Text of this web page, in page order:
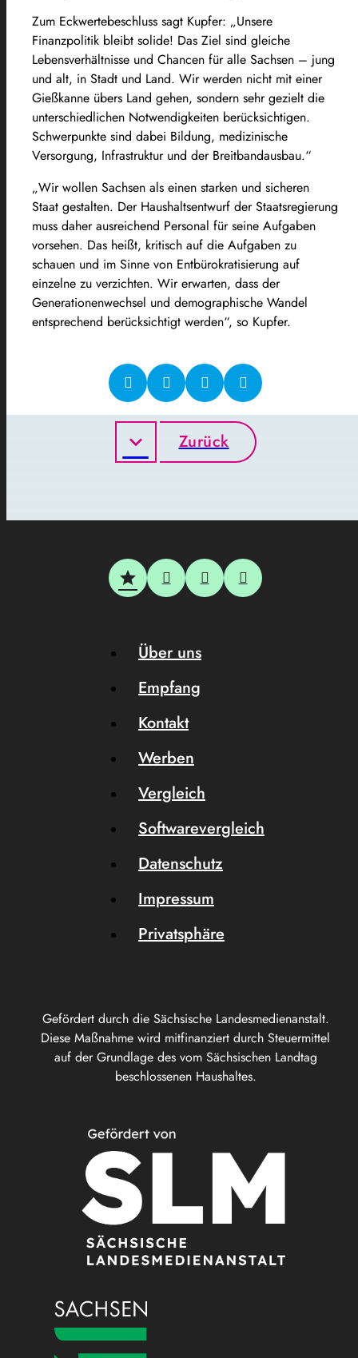
Zum Eckwertebeschluss sagt Kupfer: „Unsere
Finanzpolitik bleibt solide! Das Ziel sind gleiche
Lebensverhältnisse und Chancen für alle Sachsen – jung
und alt, in Stadt und Land. Wir werden nicht mit einer
Gießkanne übers Land gehen, sondern sehr gezielt die
unterschiedlichen Notwendigkeiten berücksichtigen.
Schwerpunkte sind dabei Bildung, medizinische
Versorgung, Infrastruktur und der Breitbandausbau.“
„Wir wollen Sachsen als einen starken und sicheren
Staat gestalten. Der Haushaltsentwurf der Staatsregierung
muss daher ausreichend Personal für seine Aufgaben
vorsehen. Das heißt, kritisch auf die Aufgaben zu
schauen und im Sinne von Entbürokratisierung auf
einzelne zu verzichten. Wir erwarten, dass der
Generationenwechsel und demographische Wandel
entsprechend berücksichtigt werden“, so Kupfer.
Zurück
Gefördert durch die Sächsische Landesmedienanstalt.
Diese Maßnahme wird mitfinanziert durch Steuermittel
auf der Grundlage des vom Sächsischen Landtag
beschlossenen Haushaltes.
Über uns
Empfang
Kontakt
Werben
Vergleich
Softwarevergleich
Datenschutz
Impressum
Privatsphäre